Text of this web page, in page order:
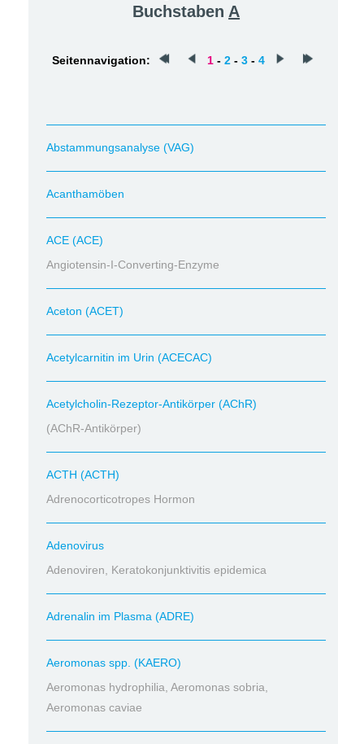
Buchstaben A
Seitennavigation: 1 - 2 - 3 - 4
Abstammungsanalyse (VAG)
Acanthamöben
ACE (ACE)
Angiotensin-I-Converting-Enzyme
Aceton (ACET)
Acetylcarnitin im Urin (ACECAC)
Acetylcholin-Rezeptor-Antikörper (AChR)
(AChR-Antikörper)
ACTH (ACTH)
Adrenocorticotropes Hormon
Adenovirus
Adenoviren, Keratokonjunktivitis epidemica
Adrenalin im Plasma (ADRE)
Aeromonas spp. (KAERO)
Aeromonas hydrophilia, Aeromonas sobria,
Aeromonas caviae